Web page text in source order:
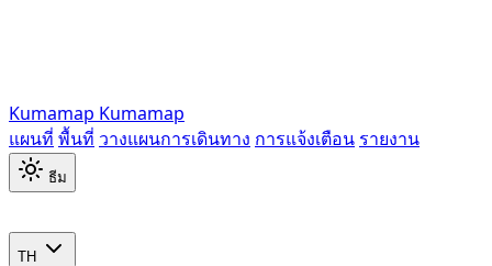
Kumamap Kumamap
แผนที่ พื้นที่ วางแผนการเดินทาง การแจ้งเตือน รายงาน
ธีม
TH